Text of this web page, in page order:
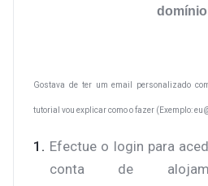
domínio
Gostava de ter um email personalizado
tutorial vou explicar como o fazer (Exemplo:
Efectue o login para
conta de